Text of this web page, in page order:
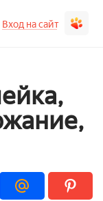
Вход на сайт